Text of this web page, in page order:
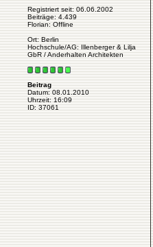
Registriert seit: 06.06.2002
Beiträge: 4.439
Florian: Offline
Ort: Berlin
Hochschule/AG: Illenberger & Lilja
GbR / Anderhalten Architekten
Beitrag
Datum: 08.01.2010
Uhrzeit: 16:09
ID: 37061